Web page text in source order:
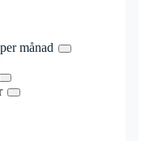
månad